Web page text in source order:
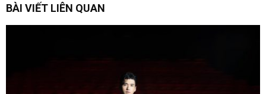
BÀI VIẾT LIÊN QUAN